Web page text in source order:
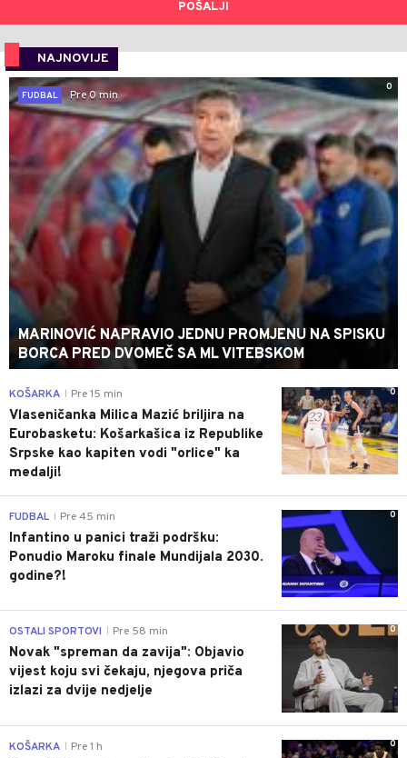
POŠALJI
NAJNOVIJE
0
FUDBAL
Pre 0 min
MARINOVIĆ NAPRAVIO JEDNU PROMJENU NA SPISKU
BORCA PRED DVOMEČ SA ML VITEBSKOM
0
KOŠARKA Pre 15 min
Vlaseničanka Milica Mazić briljira na
Eurobasketu: Košarkašica iz Republike
Srpske kao kapiten vodi "orlice" ka
medalji!
0
FUDBAL Pre 45 min
Infantino u panici traži podršku:
Ponudio Maroku finale Mundijala 2030.
godine?!
0
OSTALI SPORTOVI Pre 58 min
Novak "spreman da zavija": Objavio
vijest koju svi čekaju, njegova priča
izlazi za dvije nedjelje
0
KOŠARKA Pre 1 h